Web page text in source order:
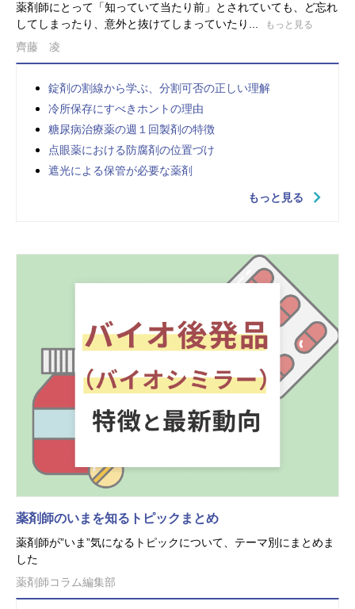
薬剤師にとって「知っていて当たり前」とされていても、ど忘れ
してしまったり、意外と抜けてしまっていたり...
もっと見る
齊藤 凌
錠剤の割線から学ぶ、分割可否の正しい理解
冷所保存にすべきホントの理由
糖尿病治療薬の週１回製剤の特徴
点眼薬における防腐剤の位置づけ
遮光による保管が必要な薬剤
もっと見る
薬剤師のいまを知るトピックまとめ
薬剤師が”いま”気になるトピックについて、テーマ別にまとめま
した
薬剤師コラム編集部